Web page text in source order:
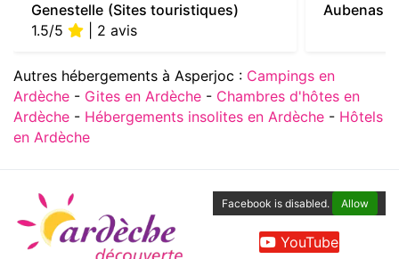
Genestelle (Sites touristiques)
1.5/5
| 2 avis
Aubenas
Autres hébergements à Asperjoc : Campings en
Ardèche - Gites en Ardèche - Chambres d'hôtes en
Ardèche - Hébergements insolites en Ardèche - Hôtels
en Ardèche
Facebook is disabled. Allow
YouTube